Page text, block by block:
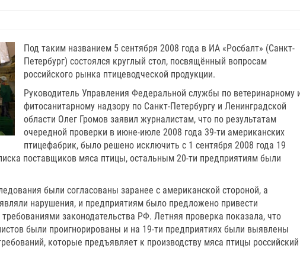
Под таким названием 5 сентября 2008 года в ИА «Росбалт» (Санкт-
Петербург) состоялся круглый стол, посвящённый вопросам
российского рынка птицеводческой продукции.
Руководитель Управления Федеральной службы по ветеринарному
фитосанитарному надзору по Санкт-Петербургу и Ленинградской
области Олег Громов заявил журналистам, что по результатам
очередной проверки в июне-июле 2008 года 39-ти американских
птицефабрик, было решено исключить с 1 сентября 2008 года 19
поставщиков мяса птицы, остальным 20-ти предприятиям были
были согласованы заранее с американской стороной, а
нарушения, и предприятиям было предложено привести
требованиями законодательства РФ. Летняя проверка показала, что
были проигнорированы и на 19-ти предприятиях были выявлены
которые предъявляет к производству мяса птицы российский